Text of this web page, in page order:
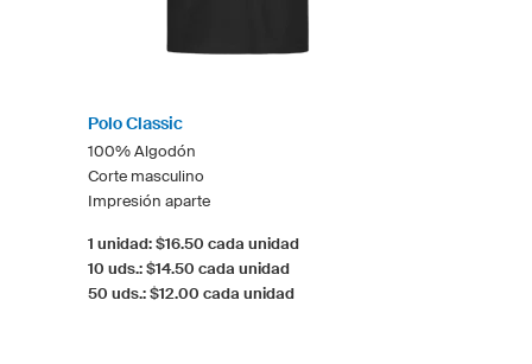
Polo Classic
100% Algodón
Corte masculino
Impresión aparte
1 unidad: $16.50 cada unidad
10 uds.: $14.50 cada unidad
50 uds.: $12.00 cada unidad